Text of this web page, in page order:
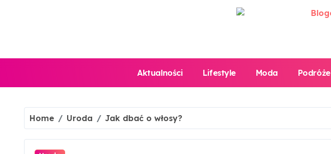
Aktualności Lifestyle Moda Podróże
Home Uroda Jak dbać o włosy?